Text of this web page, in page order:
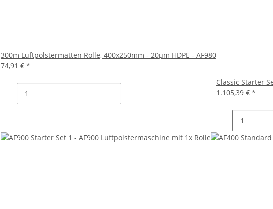
300m Luftpolstermatten Rolle, 400x250mm - 20µm HDPE - AF980
74,91 € *
Classic Starter
1.105,39 € *